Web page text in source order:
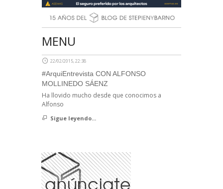
MENU
22/02/2015, 22:38
#ArquiEntrevista CON ALFONSO
MOLLINEDO SÁENZ
Ha llovido mucho desde que conocimos a
Alfonso
Sigue leyendo...